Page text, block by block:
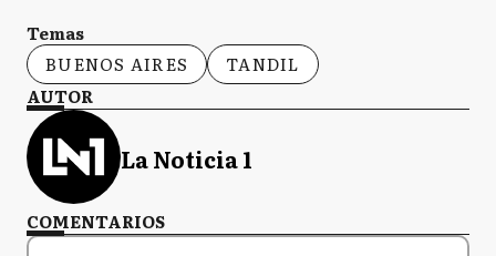
Temas
BUENOS AIRES
TANDIL
AUTOR
La Noticia 1
COMENTARIOS